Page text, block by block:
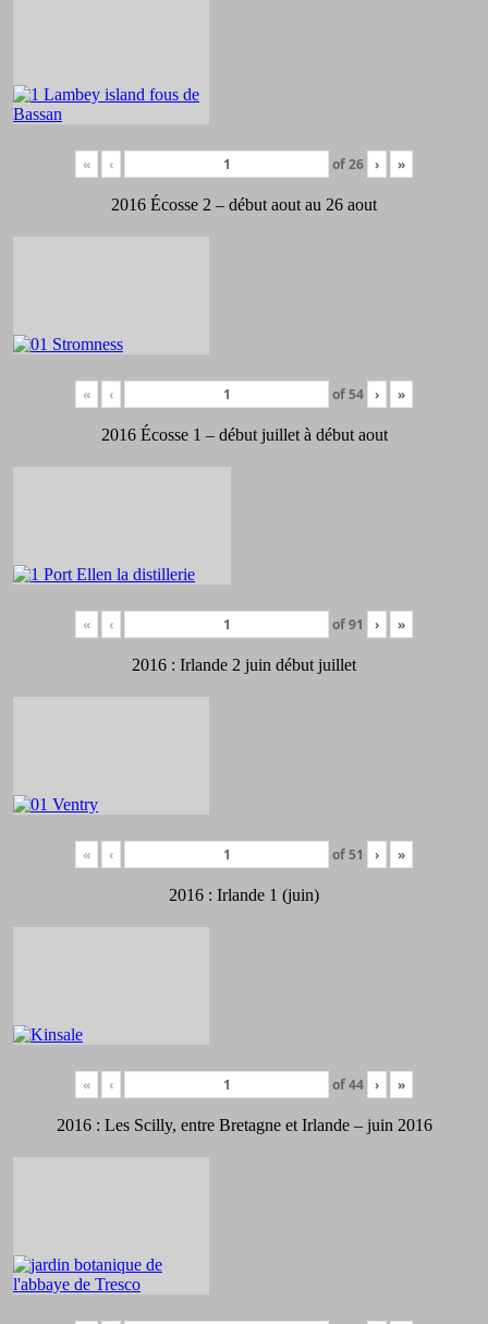
« ‹ of26 › »
2016 Écosse 2 – début aout au 26 aout
« ‹ of54 › »
2016 Écosse 1 – début juillet à début aout
« ‹ of91 › »
2016 : Irlande 2 juin début juillet
« ‹ of51 › »
2016 : Irlande 1 (juin)
« ‹ of44 › »
2016 : Les Scilly, entre Bretagne et Irlande – juin 2016